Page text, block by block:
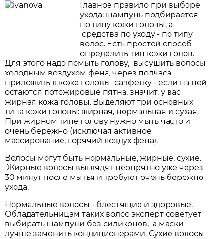
Главное правило при выборе
ухода: шампунь подбирается
по типу кожи головы, а
средства по уходу - по типу
волос. Есть простой способ
определить тип кожи голов.
Для этого надо помыть голову, высушить волосы
холодным воздухом фена, через полчаса
приложить к коже головы салфетку - если на ней
остаются потожировые пятна, значит, у вас
жирная кожа головы. Выделяют три основных
типа кожи головы: жирная, нормальная и сухая.
При жирном типе голову нужно мыть часто и
очень бережно (исключая активное
массирование, горячий воздух фена).
Волосы могут быть нормальные, жирные, сухие.
Жирные волосы выглядят неопрятно уже через
30 минут после мытья и требуют очень бережно
ухода.
Нормальные волосы - блестящие и здоровые.
Обладательницам таких волос эксперт советует
выбирать шампуни без силиконов, а маски
лучше заменить кондиционерами. Сухие волосы